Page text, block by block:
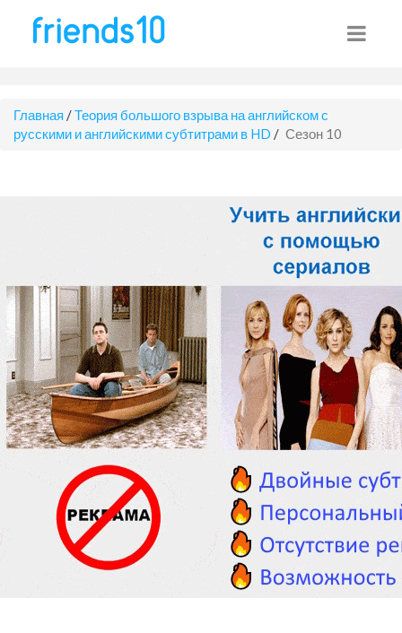
Главная /Теория большого взрыва на английском с
русскими и английскими субтитрами в HD / Сезон 10